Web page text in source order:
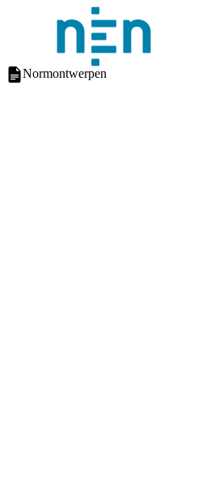
Normontwerpen